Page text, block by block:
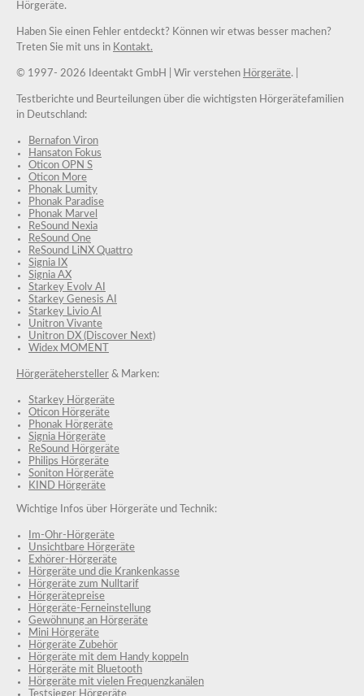
Hörgeräte.
Haben Sie einen Fehler entdeckt? Können wir etwas besser machen?
Treten Sie mit uns in Kontakt.
© 1997- 2026 Ideentakt GmbH | Wir verstehen Hörgeräte. |
Testberichte und Beurteilungen über die wichtigsten Hörgerätefamilien
in Deutschland:
Bernafon Viron
Hansaton Fokus
Oticon OPN S
Oticon More
Phonak Lumity
Phonak Paradise
Phonak Marvel
ReSound Nexia
ReSound One
ReSound LiNX Quattro
Signia IX
Signia AX
Starkey Evolv AI
Starkey Genesis AI
Starkey Livio AI
Unitron Vivante
Unitron DX (Discover Next)
Widex MOMENT
Hörgerätehersteller & Marken:
Starkey Hörgeräte
Oticon Hörgeräte
Phonak Hörgeräte
Signia Hörgeräte
ReSound Hörgeräte
Philips Hörgeräte
Soniton Hörgeräte
KIND Hörgeräte
Wichtige Infos über Hörgeräte und Technik:
Im-Ohr-Hörgeräte
Unsichtbare Hörgeräte
Exhörer-Hörgeräte
Hörgeräte und die Krankenkasse
Hörgeräte zum Nulltarif
Hörgerätepreise
Hörgeräte-Ferneinstellung
Gewöhnung an Hörgeräte
Mini Hörgeräte
Hörgeräte Zubehör
Hörgeräte mit dem Handy koppeln
Hörgeräte mit Bluetooth
Hörgeräte mit vielen Frequenzkanälen